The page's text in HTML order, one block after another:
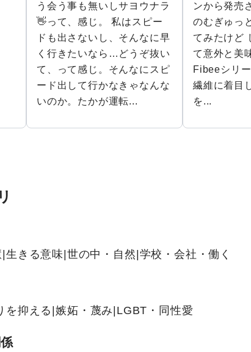
う会う事も無いしサヨウナラ
👋って、感じ。 私はスピー
ドも出さないし、そんなに早
く行きたいなら…どうぞ抜い
て、って感じ。そんなにスピ
ード出して行かなきゃなんな
いのか。たかが運転...
ンから発売
のむぎゅっ
てみたけど
て意外と美
Fibeeシリ
繊維に着目
を...
|生きる意味 世の中・自然 学校・会社・働く
を抑える |嫉妬・蔑み LGBT・同性愛